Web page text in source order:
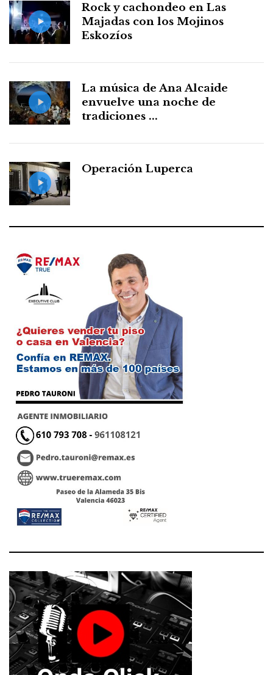
Rock y cachondeo en Las
Majadas con los Mojinos
Eskozíos
La música de Ana Alcaide
envuelve una noche de
tradiciones ...
Operación Luperca